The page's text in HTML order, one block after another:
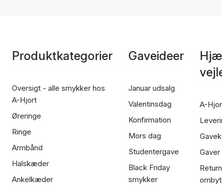
Produktkategorier
Oversigt - alle smykker hos
A-Hjort
Øreringe
Ringe
Armbånd
Halskæder
Ankelkæder
Gaveideer
Januar udsalg
Valentinsdag
Konfirmation
Mors dag
Studentergave
Black Friday
smykker
A-